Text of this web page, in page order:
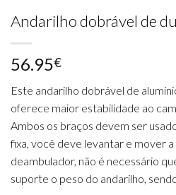
Andarilho dobrável de
56.95€
Este andarilho dobrável de
oferece maior estabilidade ao
Ambos os braços devem ser
fixa, você deve levantar e mover
deambulador, não é necessário
suporte o peso do andarilho,